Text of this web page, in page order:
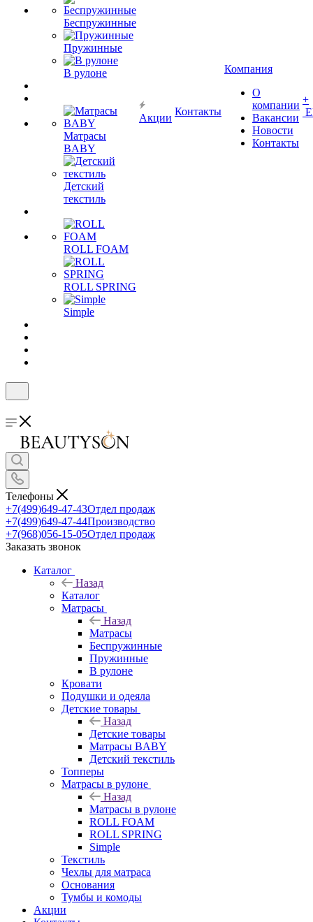
Беспружинные
Пружинные
В рулоне
Матрасы
BABY
Детский
текстиль
ROLL FOAM
ROLL SPRING
Simple
Акции
Контакты
Компания
О
компании
Вакансии
Новости
Контакты
+
Телефоны
+7(499)649-47-43Отдел продаж
+7(499)649-47-44Производство
+7(968)056-15-05Отдел продаж
Заказать звонок
Каталог
Назад
Каталог
Матрасы
Назад
Матрасы
Беспружинные
Пружинные
В рулоне
Кровати
Подушки и одеяла
Детские товары
Назад
Детские товары
Матрасы BABY
Детский текстиль
Топперы
Матрасы в рулоне
Назад
Матрасы в рулоне
ROLL FOAM
ROLL SPRING
Simple
Текстиль
Чехлы для матраса
Основания
Тумбы и комоды
Акции